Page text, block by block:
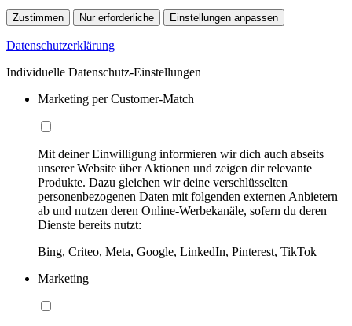
Zustimmen Nur erforderliche Einstellungen anpassen
Datenschutzerklärung
Individuelle Datenschutz-Einstellungen
Marketing per Customer-Match
Mit deiner Einwilligung informieren wir dich auch abseits
unserer Website über Aktionen und zeigen dir relevante
Produkte. Dazu gleichen wir deine verschlüsselten
personenbezogenen Daten mit folgenden externen Anbietern
ab und nutzen deren Online-Werbekanäle, sofern du deren
Dienste bereits nutzt:
Bing, Criteo, Meta, Google, LinkedIn, Pinterest, TikTok
Marketing